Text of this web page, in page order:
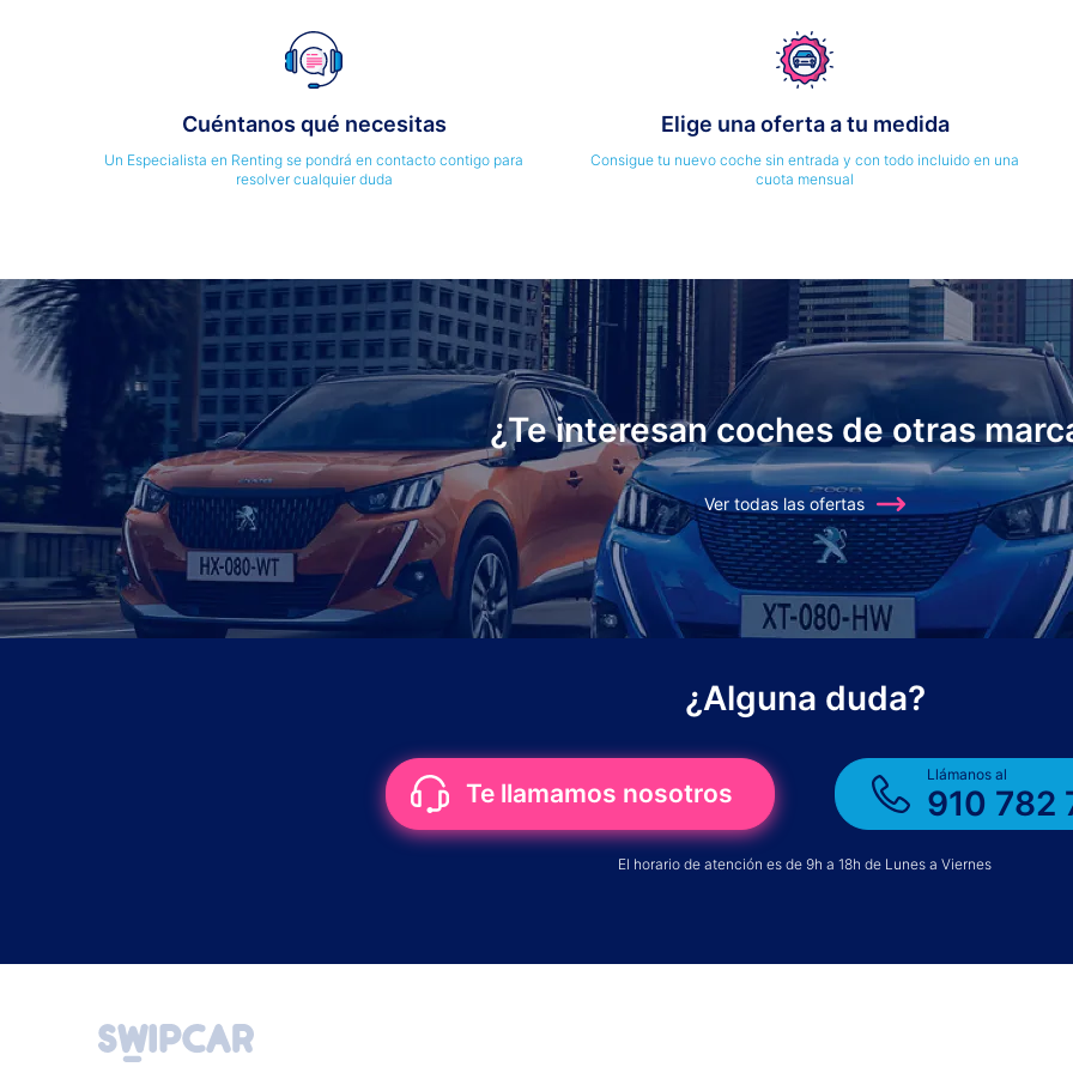
Cuéntanos qué necesitas
Un Especialista en Renting se pondrá en contacto contigo para
resolver cualquier duda
Elige una oferta a tu medida
Consigue tu nuevo coche sin entrada y con todo incluido en una
cuota mensual
¿Te interesan coches de otras
Ver todas las ofertas
¿Alguna duda?
Te llamamos nosotros
Llámanos al
910 782
El horario de atención es de 9h a 18h de Lunes a Viernes